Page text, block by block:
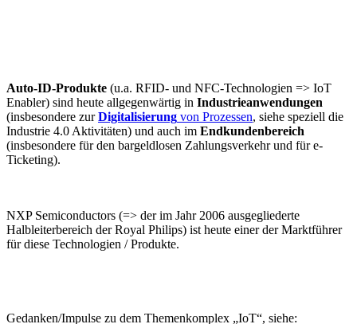
Auto-ID-Produkte (u.a. RFID- und NFC-Technologien => IoT
Enabler) sind heute allgegenwärtig in Industrieanwendungen
(insbesondere zurDigitalisierung von Prozessen, siehe speziell die
Industrie 4.0 Aktivitäten) und auch im Endkundenbereich
(insbesondere für den bargeldlosen Zahlungsverkehr und für e-
Ticketing).
NXP Semiconductors (=> der im Jahr 2006 ausgegliederte
Halbleiterbereich der Royal Philips) ist heute einer der Marktführer
für diese Technologien / Produkte.
Gedanken/Impulse zu dem Themenkomplex „IoT“, siehe: